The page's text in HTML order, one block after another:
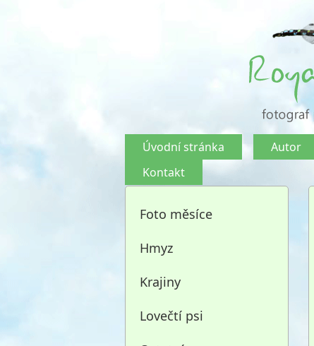
Úvodní stránka Autor
Kontakt
Foto měsíce
Hmyz
Krajiny
Lovečtí psi